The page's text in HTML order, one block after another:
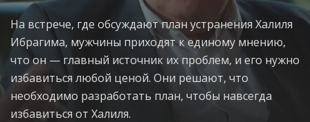
На встрече, где обсуждают план устранения Халиля
Ибрагима, мужчины приходят к единому мнению,
что он — главный источник их проблем, и его нужно
избавиться любой ценой. Они решают, что
необходимо разработать план, чтобы навсегда
избавиться от Халиля.